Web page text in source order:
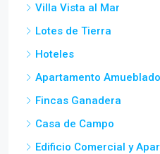
Villa Vista al Mar
Lotes de Tierra
Hoteles
Apartamento Amueblado
Fincas Ganadera
Casa de Campo
Edificio Comercial y